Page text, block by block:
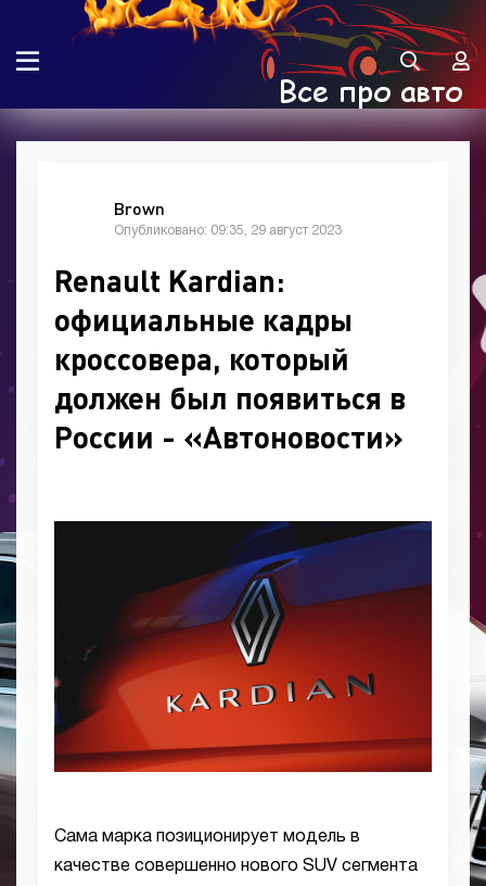
Brown
Опубликовано: 09:35, 29 август 2023
Renault Kardian:
официальные кадры
кроссовера, который
должен был появиться в
России - «Автоновости»
Сама марка позиционирует модель в
качестве совершенно нового SUV сегмента